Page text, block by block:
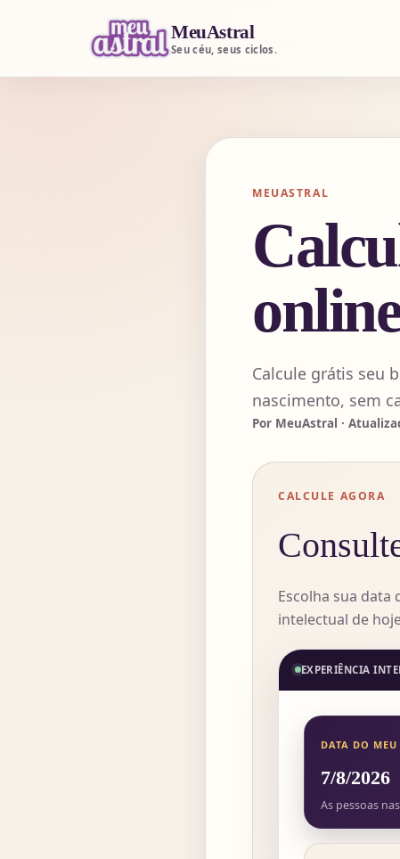
MeuAstral
Seu céu, seus ciclos.
MEUASTRAL
Calcule grátis seu
nascimento, sem
Por MeuAstral ·
CALCULE AGORA
Escolha sua data
intelectual de
EXPERIÊNCIA
DATA DO
7/8/2026
As pessoas